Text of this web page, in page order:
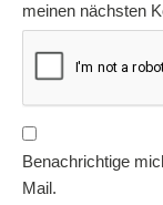
meinen nächsten
Benachrichtige
Mail.